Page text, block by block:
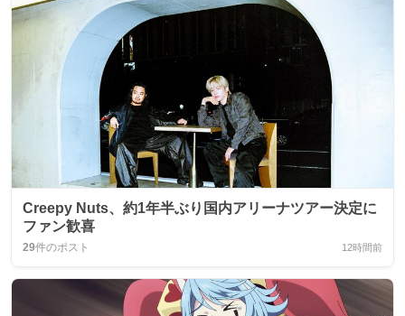
Creepy Nuts、約1年半ぶり国内アリーナツアー決定に
ファン歓喜
29件のポスト 12時間前